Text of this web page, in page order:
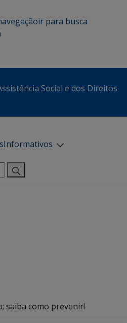
ir para busca
Social e dos Direitos
Informativos
saiba como prevenir!